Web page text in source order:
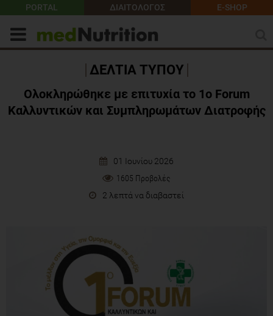
PORTAL ΔΙΑΙΤΟΛΟΓΟΣ E-SHOP
ΔΕΛΤΙΑ ΤΥΠΟΥ
Ολοκληρώθηκε με επιτυχία το 1ο Forum
Καλλυντικών και Συμπληρωμάτων Διατροφής
01 Ιουνίου 2026
1605 Προβολές
2 λεπτά να διαβαστεί